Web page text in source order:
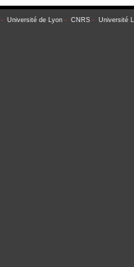
- Université de Lyon- CNRS- Université